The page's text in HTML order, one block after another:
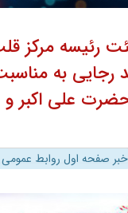
رئیسه مرکز
رجایی به
علی اکبر و
خبر صفحه اول روابط عمومی